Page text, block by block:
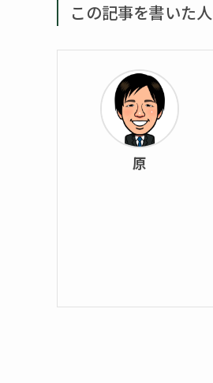
この記事を書いた人
原